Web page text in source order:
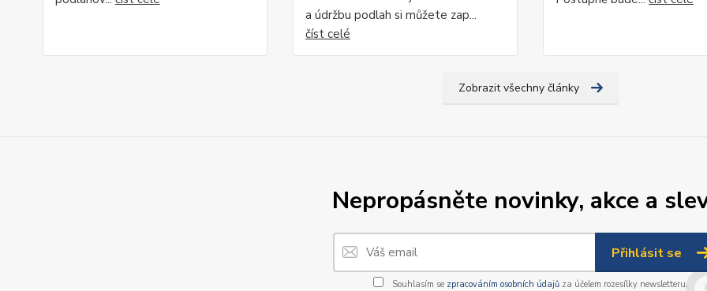
a údržbu podlah si můžete zap...
číst celé
Zobrazit všechny články
Nepropásněte novinky, akce a
Přihlásit se
Souhlasím se zpracováním osobních údajůza účelem rozesílky newsletteru.